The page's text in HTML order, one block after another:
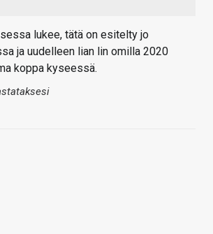
lukee, tätä on esitelty jo
ja uudelleen lian lin omilla 2020
koppa kyseessä.